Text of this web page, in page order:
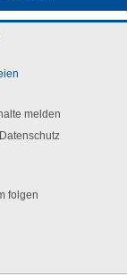
melden
Datenschutz
folgen